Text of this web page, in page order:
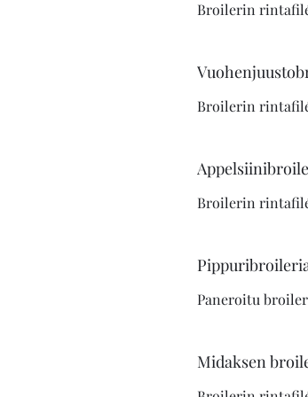
Broilerin
Broilerin
Broilerin
Paneroitu
Midaksen